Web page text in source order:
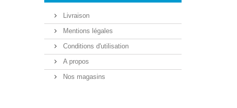
Livraison
Mentions légales
Conditions d'utilisation
A propos
Nos magasins